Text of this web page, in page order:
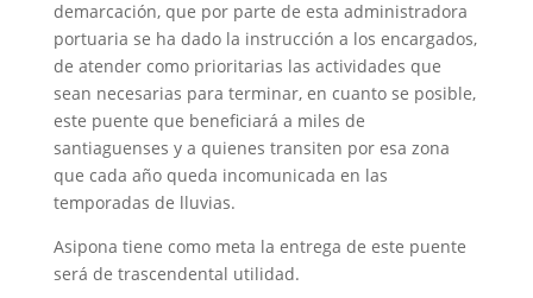
demarcación, que por parte de esta administradora
portuaria se ha dado la instrucción a los encargados,
de atender como prioritarias las actividades que
sean necesarias para terminar, en cuanto se posible,
este puente que beneficiará a miles de
santiaguenses y a quienes transiten por esa zona
que cada año queda incomunicada en las
temporadas de lluvias.
Asipona tiene como meta la entrega de este puente
será de trascendental utilidad.